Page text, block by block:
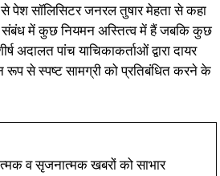
पेश सॉलिसिटर जनरल तुषार मेहता से कहा
संबंध में कुछ नियमन अस्तित्व में हैं जबकि कुछ
पांच याचिकाकर्ताओं द्वारा दायर
रूप से स्पष्ट सामग्री को प्रतिबंधित करने के
व सृजनात्मक खबरों को साभार